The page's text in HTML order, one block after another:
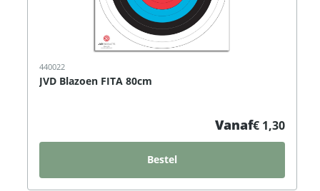
440022
JVD Blazoen FITA 80cm
Vanaf€ 1,30
Bestel